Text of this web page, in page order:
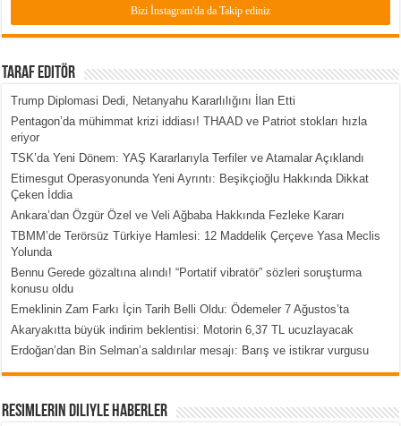
Bizi İnstagram'da da Takip ediniz
Taraf Editör
Trump Diplomasi Dedi, Netanyahu Kararlılığını İlan Etti
Pentagon’da mühimmat krizi iddiası! THAAD ve Patriot stokları hızla
eriyor
TSK’da Yeni Dönem: YAŞ Kararlarıyla Terfiler ve Atamalar Açıklandı
Etimesgut Operasyonunda Yeni Ayrıntı: Beşikçioğlu Hakkında Dikkat
Çeken İddia
Ankara’dan Özgür Özel ve Veli Ağbaba Hakkında Fezleke Kararı
TBMM’de Terörsüz Türkiye Hamlesi: 12 Maddelik Çerçeve Yasa Meclis
Yolunda
Bennu Gerede gözaltına alındı! “Portatif vibratör” sözleri soruşturma
konusu oldu
Emeklinin Zam Farkı İçin Tarih Belli Oldu: Ödemeler 7 Ağustos’ta
Akaryakıtta büyük indirim beklentisi: Motorin 6,37 TL ucuzlayacak
Erdoğan’dan Bin Selman’a saldırılar mesajı: Barış ve istikrar vurgusu
Resimlerin Diliyle Haberler